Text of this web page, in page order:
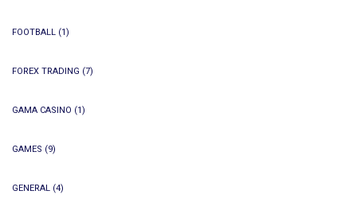
FOOTBALL (1)
FOREX TRADING (7)
GAMA CASINO (1)
GAMES (9)
GENERAL (4)